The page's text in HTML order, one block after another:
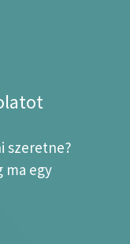
szeretne?
ma egy